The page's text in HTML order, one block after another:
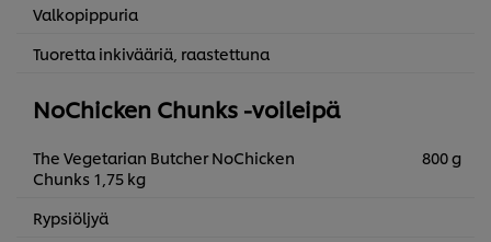
Valkopippuria
Tuoretta inkivääriä, raastettuna
NoChicken Chunks -voileipä
The Vegetarian Butcher NoChicken
Chunks 1,75 kg
800 g
Rypsiöljyä